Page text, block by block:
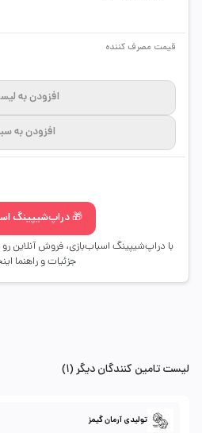
قیمت مصرف کننده
افزودن به
افزودن به
🎁 دراپ‌شیپینگ
با دراپ‌شیپینگ اسباب‌بازی، فروش آنلاین
جزئیات و راهنما
لیست تامین کنندگان دیگر (1)
تولیدی آرمان گیمز